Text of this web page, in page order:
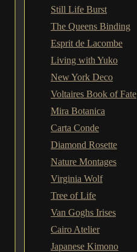
Still Life Burst
The Queens Binding
Esprit de Lacombe
Living with Yuko
New York Deco
Voltaires Book of Fate
Mira Botanica
Carta Conde
Diamond Rosette
Nature Montages
Virginia Wolf
Tree of Life
Van Goghs Irises
Cairo Atelier
Japanese Kimono